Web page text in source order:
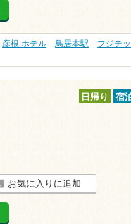
彦根 ホテル 鳥居本駅
フジテ
日帰り 宿
お気に入りに追加